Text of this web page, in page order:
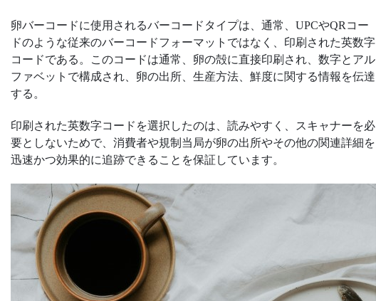
卵バーコードに使用されるバーコードタイプは、通常、UPCやQRコー
ドのような従来のバーコードフォーマットではなく、印刷された英数字
コードである。このコードは通常、卵の殻に直接印刷され、数字とアル
ファベットで構成され、卵の出所、生産方法、鮮度に関する情報を伝達
する。
印刷された英数字コードを選択したのは、読みやすく、スキャナーを必
要としないためで、消費者や規制当局が卵の出所やその他の関連詳細を
迅速かつ効果的に追跡できることを保証しています。